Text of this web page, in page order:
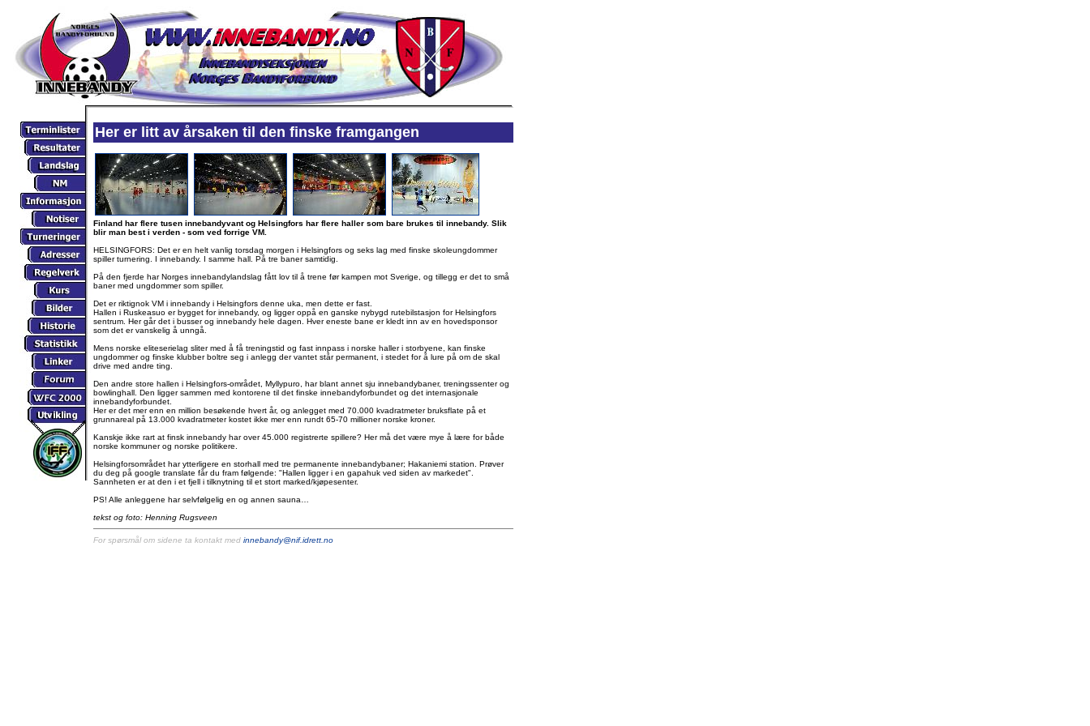
Her er litt av årsaken til den finske framgangen
Finland har flere tusen innebandyvant og Helsingfors har flere haller som bare brukes til innebandy. Slik
blir man best i verden - som ved forrige VM.
HELSINGFORS: Det er en helt vanlig torsdag morgen i Helsingfors og seks lag med finske skoleungdommer
spiller turnering. I innebandy. I samme hall. På tre baner samtidig.
På den fjerde har Norges innebandylandslag fått lov til å trene før kampen mot Sverige, og tillegg er det to små
baner med ungdommer som spiller.
Det er riktignok VM i innebandy i Helsingfors denne uka, men dette er fast.
Hallen i Ruskeasuo er bygget for innebandy, og ligger oppå en ganske nybygd rutebilstasjon for Helsingfors
sentrum. Her går det i busser og innebandy hele dagen. Hver eneste bane er kledt inn av en hovedsponsor
som det er vanskelig å unngå.
Mens norske eliteserielag sliter med å få treningstid og fast innpass i norske haller i storbyene, kan finske
ungdommer og finske klubber boltre seg i anlegg der vantet står permanent, i stedet for å lure på om de skal
drive med andre ting.
Den andre store hallen i Helsingfors-området, Myllypuro, har blant annet sju innebandybaner, treningssenter og
bowlinghall. Den ligger sammen med kontorene til det finske innebandyforbundet og det internasjonale
innebandyforbundet.
Her er det mer enn en million besøkende hvert år, og anlegget med 70.000 kvadratmeter bruksflate på et
grunnareal på 13.000 kvadratmeter kostet ikke mer enn rundt 65-70 millioner norske kroner.
Kanskje ikke rart at finsk innebandy har over 45.000 registrerte spillere? Her må det være mye å lære for både
norske kommuner og norske politikere.
Helsingforsområdet har ytterligere en storhall med tre permanente innebandybaner; Hakaniemi station. Prøver
du deg på google translate får du fram følgende: "Hallen ligger i en gapahuk ved siden av markedet".
Sannheten er at den i et fjell i tilknytning til et stort marked/kjøpesenter.
PS! Alle anleggene har selvfølgelig en og annen sauna…
tekst og foto: Henning Rugsveen
For spørsmål om sidene ta kontakt med innebandy@nif.idrett.no